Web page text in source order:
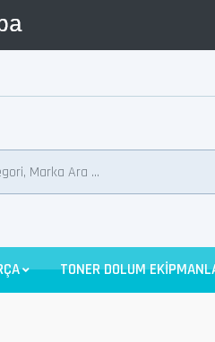
TONER DOLUM